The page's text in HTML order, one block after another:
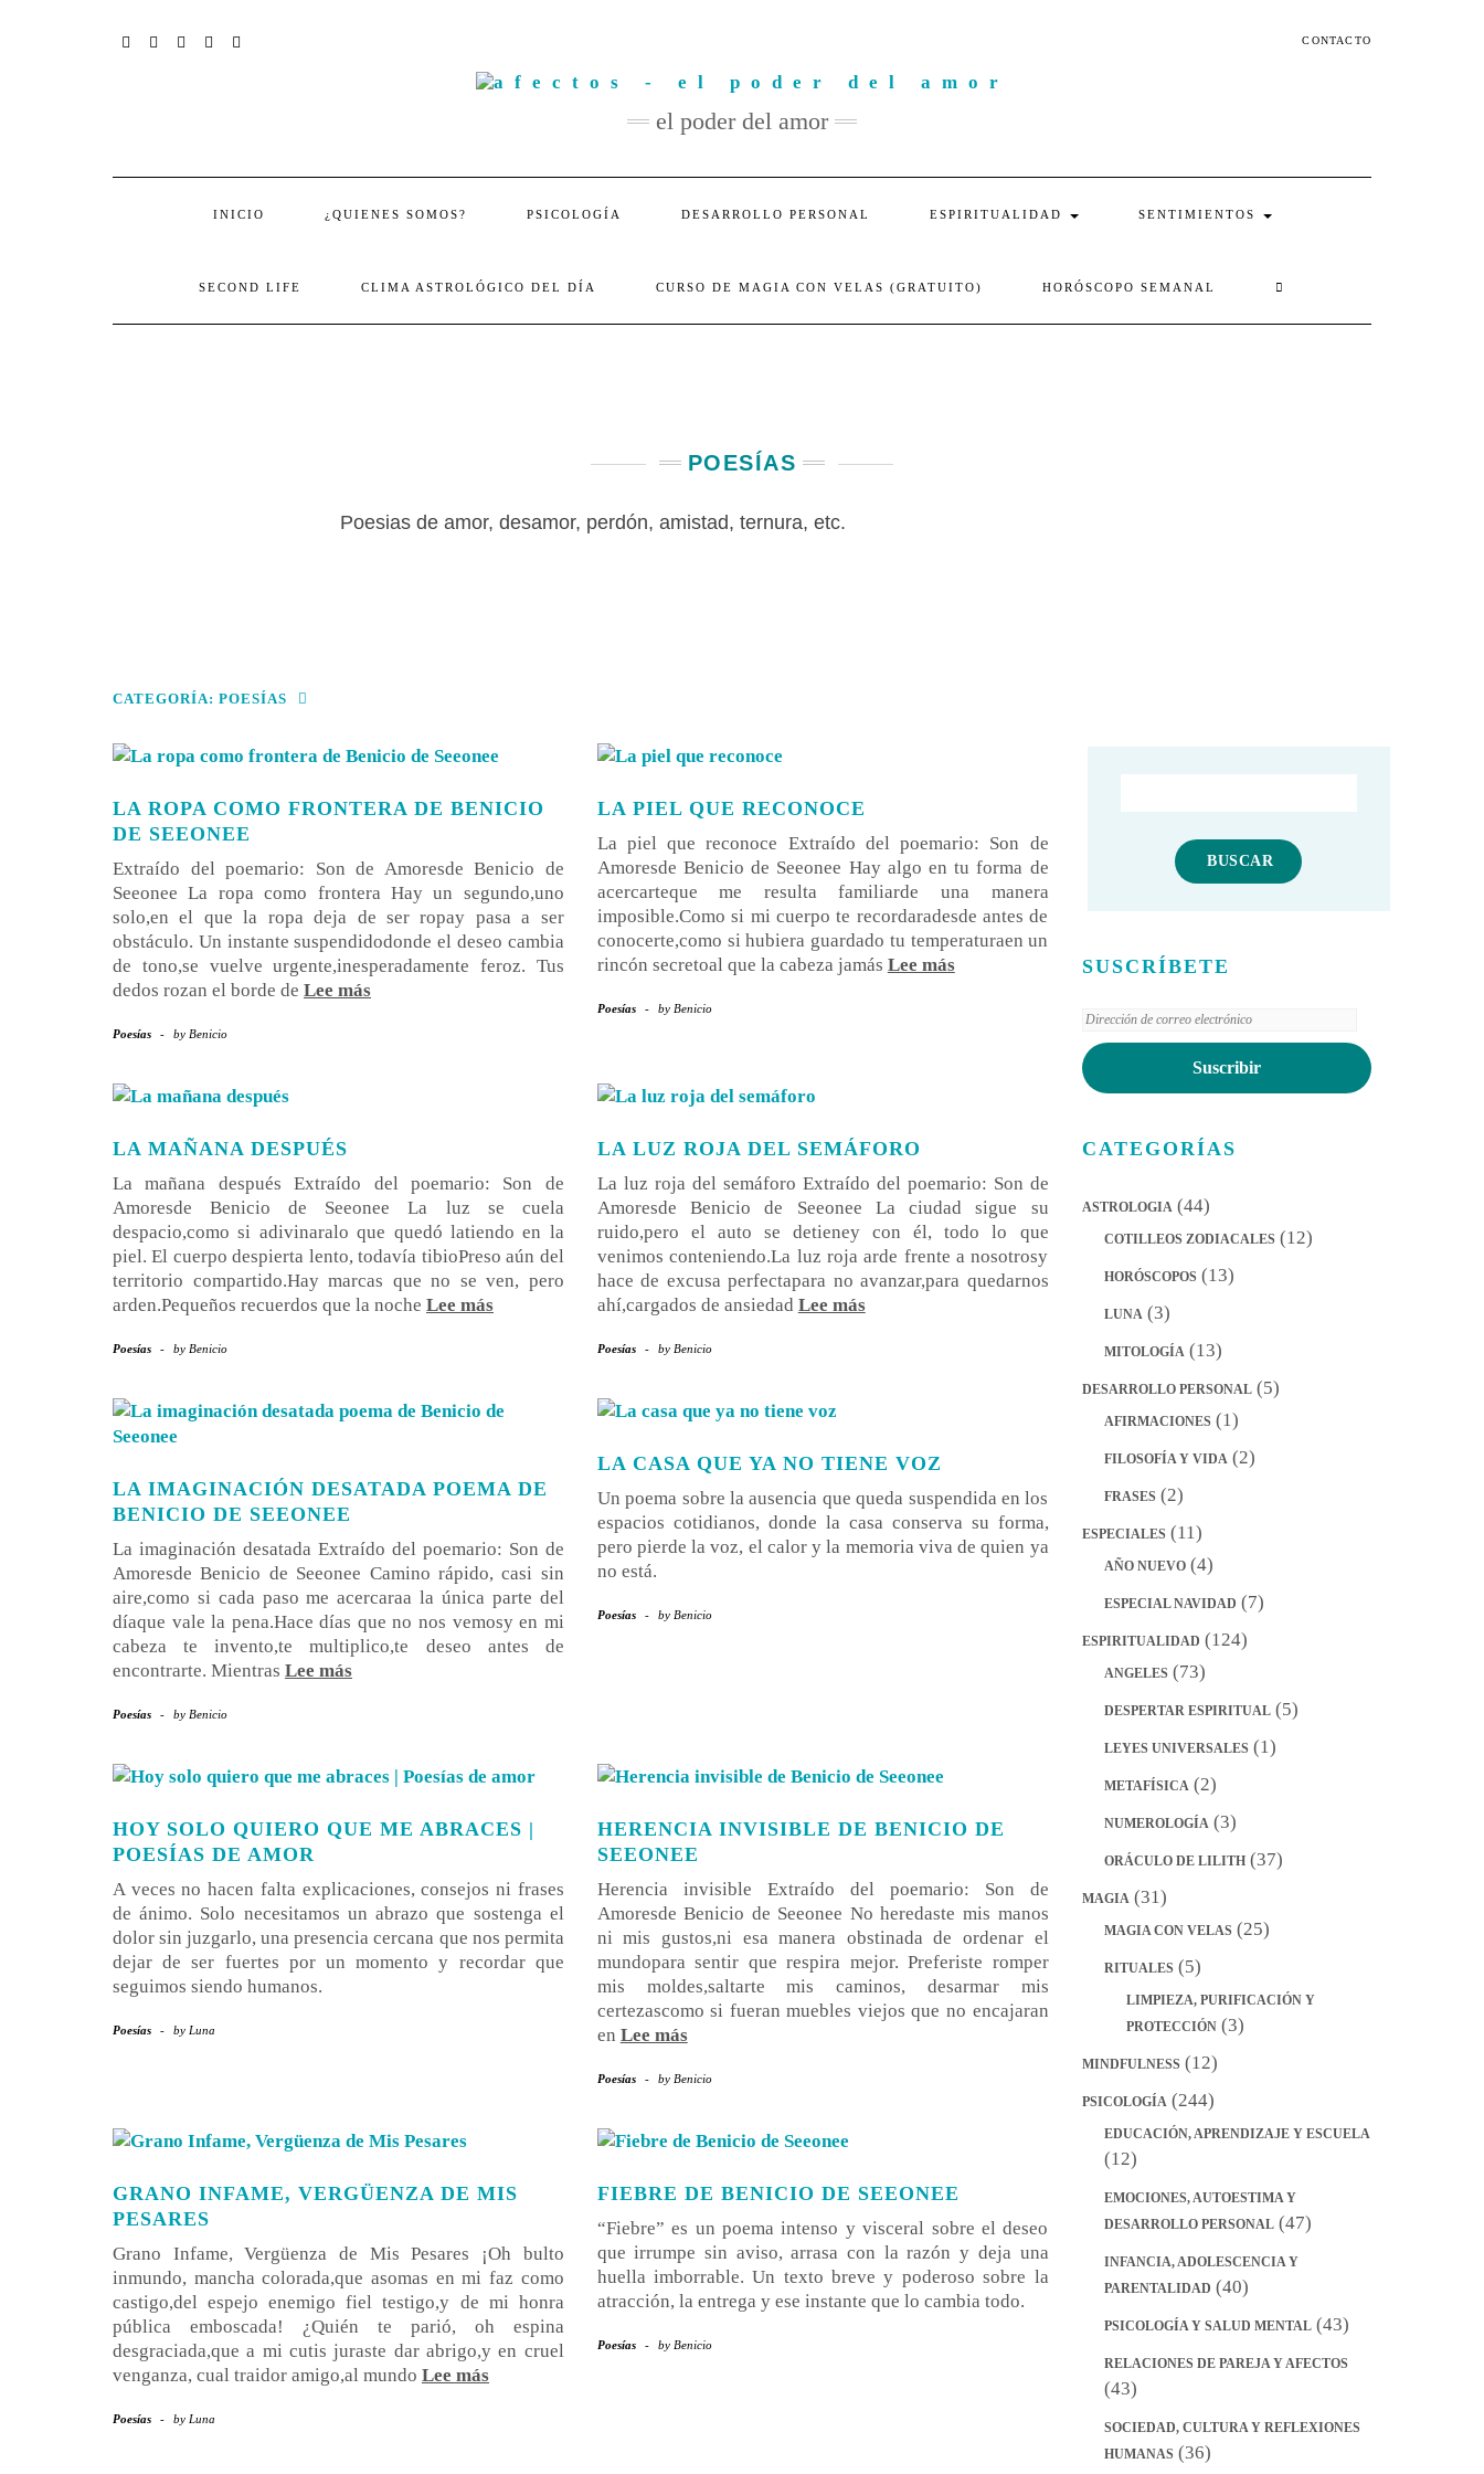
CONTACTO
el poder del amor
INICIO ¿QUIENES SOMOS? PSICOLOGÍA DESARROLLO PERSONAL ESPIRITUALIDAD SENTIMIENTOS
SECOND LIFE CLIMA ASTROLÓGICO DEL DÍA CURSO DE MAGIA CON VELAS (GRATUITO) HORÓSCOPO SEMANAL
POESÍAS
Poesias de amor, desamor, perdón, amistad, ternura, etc.
CATEGORÍA: POESÍAS
LA ROPA COMO FRONTERA DE BENICIO
DE SEEONEE
Extraído del poemario: Son de Amoresde Benicio de
Seeonee La ropa como frontera Hay un segundo,uno
solo,en el que la ropa deja de ser ropay pasa a ser
obstáculo. Un instante suspendidodonde el deseo cambia
de tono,se vuelve urgente,inesperadamente feroz. Tus
dedos rozan el borde de Lee más
Poesías - by Benicio
LA PIEL QUE RECONOCE
La piel que reconoce Extraído del poemario: Son de
Amoresde Benicio de Seeonee Hay algo en tu forma de
acercarteque me resulta familiarde una manera
imposible.Como si mi cuerpo te recordaradesde antes de
conocerte,como si hubiera guardado tu temperaturaen un
rincón secretoal que la cabeza jamás Lee más
Poesías - by Benicio
LA MAÑANA DESPUÉS
La mañana después Extraído del poemario: Son de
Amoresde Benicio de Seeonee La luz se cuela
despacio,como si adivinaralo que quedó latiendo en la
piel. El cuerpo despierta lento, todavía tibioPreso aún del
territorio compartido.Hay marcas que no se ven, pero
arden.Pequeños recuerdos que la noche Lee más
Poesías - by Benicio
LA LUZ ROJA DEL SEMÁFORO
La luz roja del semáforo Extraído del poemario: Son de
Amoresde Benicio de Seeonee La ciudad sigue su
ruido,pero el auto se detieney con él, todo lo que
venimos conteniendo.La luz roja arde frente a nosotrosy
hace de excusa perfectapara no avanzar,para quedarnos
ahí,cargados de ansiedad Lee más
Poesías - by Benicio
LA IMAGINACIÓN DESATADA POEMA DE
BENICIO DE SEEONEE
La imaginación desatada Extraído del poemario: Son de
Amoresde Benicio de Seeonee Camino rápido, casi sin
aire,como si cada paso me acercaraa la única parte del
díaque vale la pena.Hace días que no nos vemosy en mi
cabeza te invento,te multiplico,te deseo antes de
encontrarte. Mientras Lee más
Poesías - by Benicio
LA CASA QUE YA NO TIENE VOZ
Un poema sobre la ausencia que queda suspendida en los
espacios cotidianos, donde la casa conserva su forma,
pero pierde la voz, el calor y la memoria viva de quien ya
no está.
Poesías - by Benicio
HOY SOLO QUIERO QUE ME ABRACES |
POESÍAS DE AMOR
A veces no hacen falta explicaciones, consejos ni frases
de ánimo. Solo necesitamos un abrazo que sostenga el
dolor sin juzgarlo, una presencia cercana que nos permita
dejar de ser fuertes por un momento y recordar que
seguimos siendo humanos.
Poesías - by Luna
HERENCIA INVISIBLE DE BENICIO DE
SEEONEE
Herencia invisible Extraído del poemario: Son de
Amoresde Benicio de Seeonee No heredaste mis manos
ni mis gustos,ni esa manera obstinada de ordenar el
mundopara sentir que respira mejor. Preferiste romper
mis moldes,saltarte mis caminos, desarmar mis
certezascomo si fueran muebles viejos que no encajaran
en Lee más
Poesías - by Benicio
GRANO INFAME, VERGÜENZA DE MIS
PESARES
Grano Infame, Vergüenza de Mis Pesares ¡Oh bulto
inmundo, mancha colorada,que asomas en mi faz como
castigo,del espejo enemigo fiel testigo,y de mi honra
pública emboscada! ¿Quién te parió, oh espina
desgraciada,que a mi cutis juraste dar abrigo,y en cruel
venganza, cual traidor amigo,al mundo Lee más
Poesías - by Luna
FIEBRE DE BENICIO DE SEEONEE
“Fiebre” es un poema intenso y visceral sobre el deseo
que irrumpe sin aviso, arrasa con la razón y deja una
huella imborrable. Un texto breve y poderoso sobre la
atracción, la entrega y ese instante que lo cambia todo.
Poesías - by Benicio
SUSCRÍBETE
Dirección
de
correo
electrónico
Suscribir
CATEGORÍAS
ASTROLOGIA(44)
COTILLEOS ZODIACALES (12)
HORÓSCOPOS (13)
LUNA(3)
MITOLOGÍA(13)
DESARROLLO PERSONAL(5)
AFIRMACIONES (1)
FILOSOFÍA Y VIDA(2)
FRASES (2)
ESPECIALES (11)
AÑO NUEVO(4)
ESPECIAL NAVIDAD (7)
ESPIRITUALIDAD (124)
ANGELES (73)
DESPERTAR ESPIRITUAL(5)
LEYES UNIVERSALES (1)
METAFÍSICA(2)
NUMEROLOGÍA(3)
ORÁCULO DE LILITH(37)
MAGIA(31)
MAGIA CON VELAS (25)
RITUALES (5)
LIMPIEZA, PURIFICACIÓN Y
PROTECCIÓN(3)
MINDFULNESS (12)
PSICOLOGÍA(244)
EDUCACIÓN, APRENDIZAJE Y ESCUELA
(12)
EMOCIONES, AUTOESTIMA Y
DESARROLLO PERSONAL(47)
INFANCIA, ADOLESCENCIA Y
PARENTALIDAD (40)
PSICOLOGÍA Y SALUD MENTAL(43)
RELACIONES DE PAREJA Y AFECTOS
(43)
SOCIEDAD, CULTURA Y REFLEXIONES
HUMANAS (36)